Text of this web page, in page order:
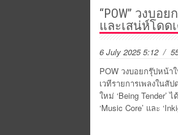
“POW” วงบอ
และเสน่ห์โดดเด่
6 July 2025 5:12/
POW วงบอยกรุ๊ปหน้า
เวทีรายการเพลงใน
ใหม่ ‘Being Tender’
‘Music Core’ และ